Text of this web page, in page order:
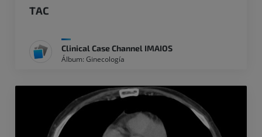
TAC
Clinical Case Channel IMAIOS
Álbum: Ginecología